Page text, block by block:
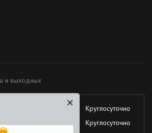
и выходных
Круглосуточно
Круглосуточно